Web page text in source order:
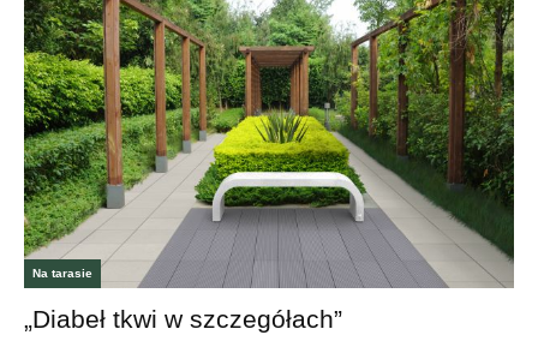
Na tarasie
„Diabeł tkwi w szczegółach”